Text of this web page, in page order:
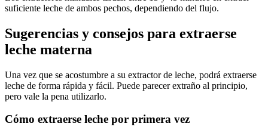
suficiente leche de ambos pechos, dependiendo del flujo.
Sugerencias y consejos para extraerse
leche materna
Una vez que se acostumbre a su extractor de leche, podrá extraerse
leche de forma rápida y fácil. Puede parecer extraño al principio,
pero vale la pena utilizarlo.
Cómo extraerse leche por primera vez